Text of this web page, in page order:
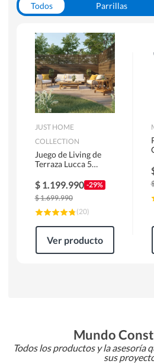
Todos Parrillas
JUST HOME
COLLECTION
Juego de Living de
Terraza Lucca 5
$ 1.199.990 -29%
$1.699.990
(20)
Ver producto
Mundo
Todos los productos y la asesoría
sus